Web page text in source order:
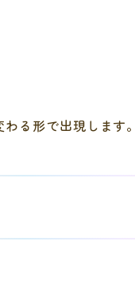
る形で出現します。